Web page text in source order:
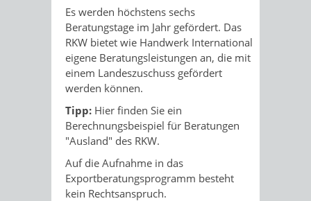
Es werden höchstens sechs
Beratungstage im Jahr gefördert. Das
RKW bietet wie Handwerk International
eigene Beratungsleistungen an, die mit
einem Landeszuschuss gefördert
werden können.
Tipp: Hier finden Sie ein
Berechnungsbeispiel für Beratungen
"Ausland" des RKW.
Auf die Aufnahme in das
Exportberatungsprogramm besteht
kein Rechtsanspruch.